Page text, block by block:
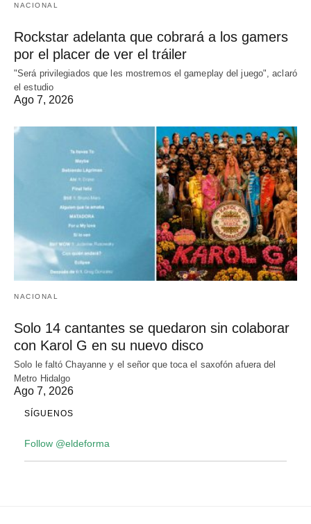
NACIONAL
Rockstar adelanta que cobrará a los gamers
por el placer de ver el tráiler
"Será privilegiados que les mostremos el gameplay del juego", aclaró
el estudio
Ago 7, 2026
NACIONAL
Solo 14 cantantes se quedaron sin colaborar
con Karol G en su nuevo disco
Solo le faltó Chayanne y el señor que toca el saxofón afuera del
Metro Hidalgo
Ago 7, 2026
SÍGUENOS
Follow @eldeforma